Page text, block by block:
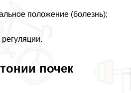
положение (болезнь);
почек